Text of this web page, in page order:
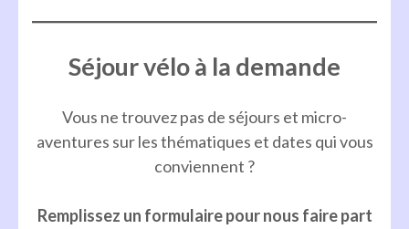
Séjour vélo à la demande
Vous ne trouvez pas de séjours et micro-
aventures sur les thématiques et dates qui vous
conviennent ?
Remplissez un formulaire pour nous faire part